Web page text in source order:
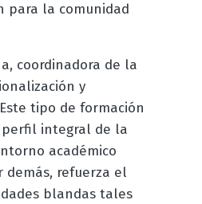
para la comunidad
coordinadora de la
y
tipo de formación
integral de la
académico
demás, refuerza el
blandas tales